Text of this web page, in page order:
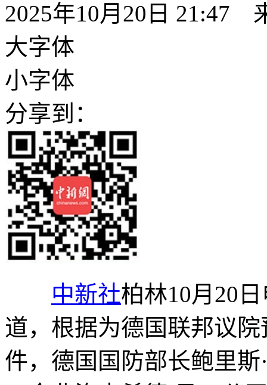
2025年10月20日 21:47
大字体
小字体
分享到：
中新社柏林10月20
道，根据为德国联邦议
件，德国国防部长鲍里